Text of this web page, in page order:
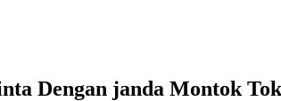
Dengan janda Montok